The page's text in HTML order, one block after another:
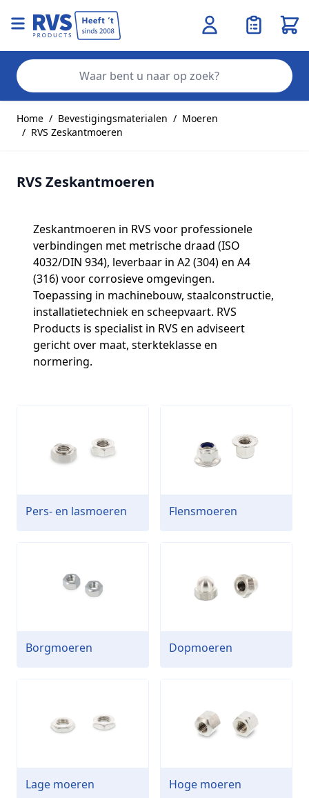
Home / Bevestigingsmaterialen / Moeren
/ RVS Zeskantmoeren
RVS Zeskantmoeren
Zeskantmoeren in RVS voor professionele
verbindingen met metrische draad (ISO
4032/DIN 934), leverbaar in A2 (304) en A4
(316) voor corrosieve omgevingen.
Toepassing in machinebouw, staalconstructie,
installatietechniek en scheepvaart. RVS
Products is specialist in RVS en adviseert
gericht over maat, sterkteklasse en
normering.
Pers- en lasmoeren Flensmoeren
Borgmoeren Dopmoeren
Lage moeren Hoge moeren